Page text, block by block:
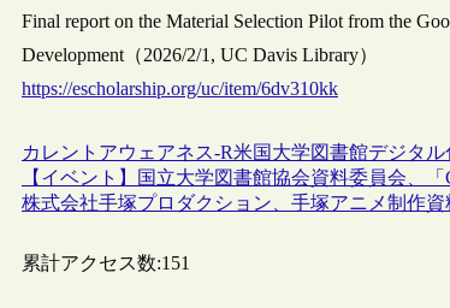
Final report on the Material Selection Pilot from the
Development（2026/2/1, UC Davis Library）
https://escholarship.org/uc/item/6dv310kk
カレントアウェアネス-R米国 大学図書館デジタル
【イベント】国立大学図書館協会資料委員会、「
株式会社手塚プロダクション、手塚アニメ制作
累計アクセス数:151